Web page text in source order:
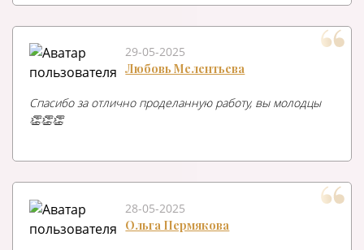
29-05-2025
Любовь Мелентьева
Спасибо за отлично проделанную работу, вы молодцы
👏👏👏
28-05-2025
Ольга Пермякова